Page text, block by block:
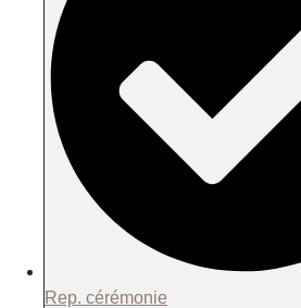
Rep. cérémonie